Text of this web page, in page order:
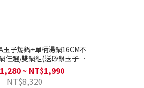
玉子燒鍋+單柄湯鍋16CM不
任選/雙鍋組(送矽銀玉子燒
鏟25公分-FIKA)
~ NT$1,990
NT$8,320